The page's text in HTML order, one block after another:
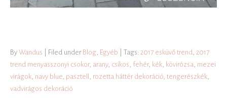
By Wandus | Filed under Blog Egyéb | Tags: 2017 esküvő trend 2017
trend menyasszonyi csokor, arany, csíkos fehér, kék kövirózsa mezei
virágok navy blue pasztell rozetta háttér dekoráció tengerészkék
vadvirágos dekoráció